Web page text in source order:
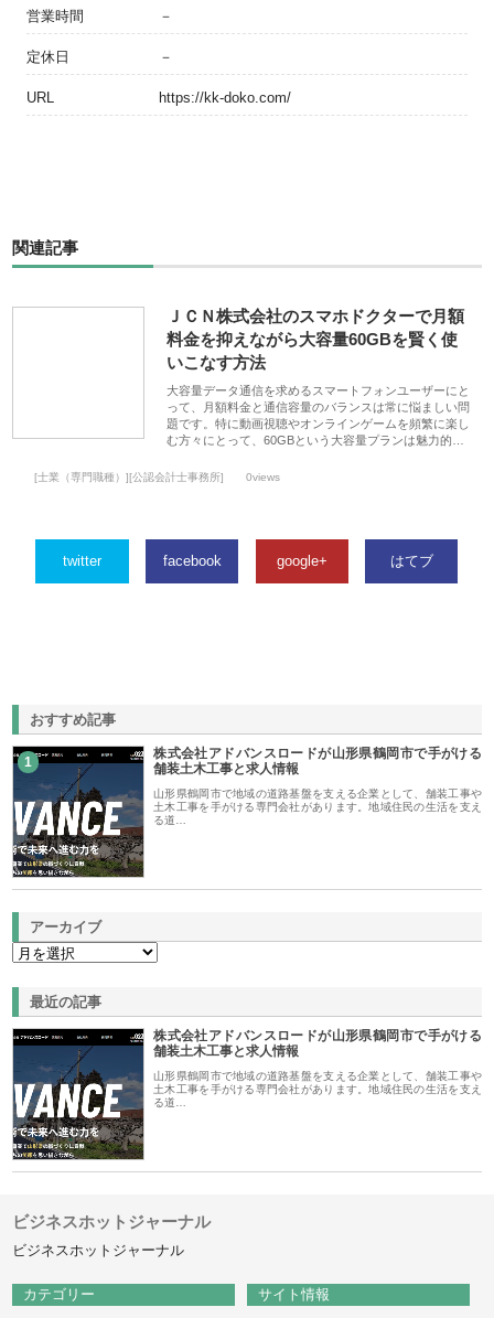
営業時間 －
定休日 －
URL https://kk-doko.com/
関連記事
ＪＣＮ株式会社のスマホドクターで月額
料金を抑えながら大容量60GBを賢く使
いこなす方法
大容量データ通信を求めるスマートフォンユーザーにと
って、月額料金と通信容量のバランスは常に悩ましい問
題です。特に動画視聴やオンラインゲームを頻繁に楽し
む方々にとって、60GBという大容量プランは魅力的…
[士業（専門職種）][公認会計士事務所] 0views
twitter facebook google+ はてブ
おすすめ記事
1
株式会社アドバンスロードが山形県鶴岡市で手がける
舗装土木工事と求人情報
山形県鶴岡市で地域の道路基盤を支える企業として、舗装工事や
土木工事を手がける専門会社があります。地域住民の生活を支え
る道…
アーカイブ
最近の記事
株式会社アドバンスロードが山形県鶴岡市で手がける
舗装土木工事と求人情報
山形県鶴岡市で地域の道路基盤を支える企業として、舗装工事や
土木工事を手がける専門会社があります。地域住民の生活を支え
る道…
ビジネスホットジャーナル
ビジネスホットジャーナル
カテゴリー
サイト情報